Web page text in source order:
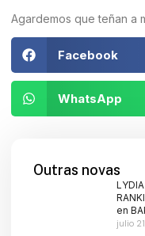
Agardemos que teñan a
Facebook
WhatsApp
Outras novas
en
julio